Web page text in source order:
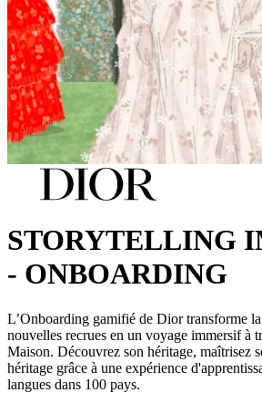
STORYTELLING
- ONBOARDING
L’Onboarding gamifié de Dior transforme
nouvelles recrues en un voyage immersif à
Maison. Découvrez son héritage, maîtrisez
héritage grâce à une expérience
langues dans 100 pays.